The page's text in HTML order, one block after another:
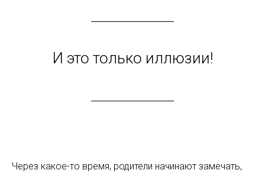
И это только иллюзии!
Через какое-то время, родители начинают замечать,